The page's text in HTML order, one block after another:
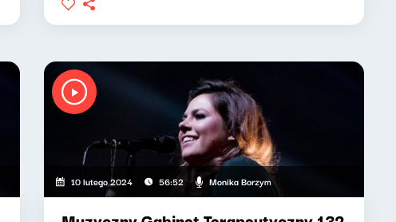
10 lutego 2024 56:52 Monika Borzym